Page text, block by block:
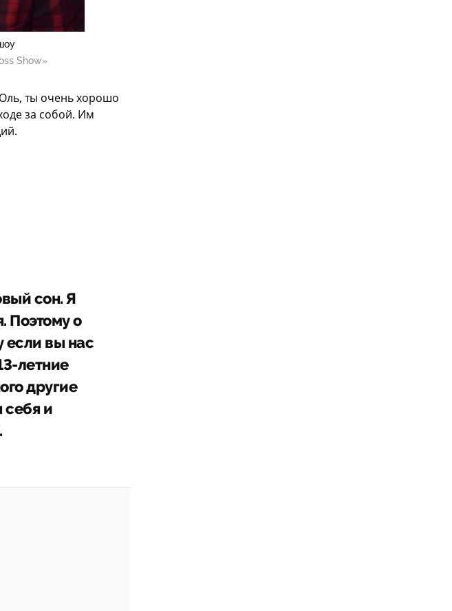
Show»
ты очень хорошо
за собой. Им
сон. Я
Поэтому о
если вы нас
летние
другие
себя и